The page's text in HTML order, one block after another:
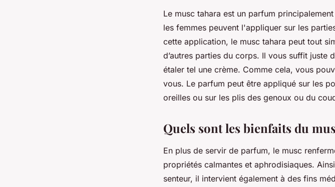
Le musc tahara est un parfum
les femmes peuvent l'appliquer sur les
cette application, le musc tahara peut tout
d’autres parties du corps. Il vous suffit
étaler tel une crème. Comme cela, vous
vous. Le parfum peut être appliqué sur les
oreilles ou sur les plis des genoux ou du
Quels sont les bienfaits du
En plus de servir de parfum, le musc
propriétés calmantes et aphrodisiaques.
senteur, il intervient également à des fins